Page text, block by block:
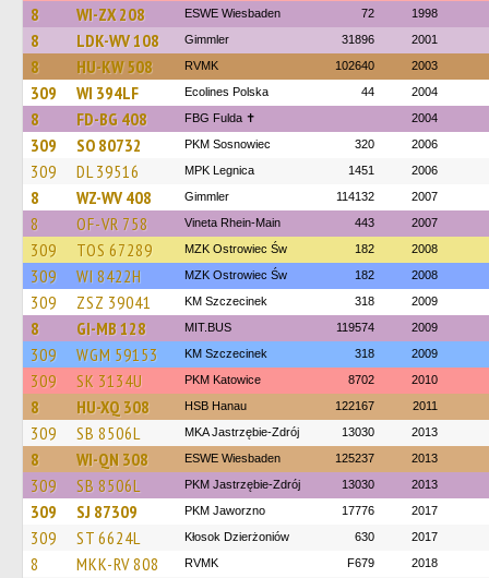
8 WI-ZX 208 ESWE Wiesbaden 72 1998
8 LDK-WV 108 Gimmler 31896 2001
8 HU-KW 508 RVMK 102640 2003
309 WI 394LF Ecolines Polska 44 2004
8 FD-BG 408 FBG Fulda ✝ 2004
309 SO 80732 PKM Sosnowiec 320 2006
309 DL 39516 MPK Legnica 1451 2006
8 WZ-WV 408 Gimmler 114132 2007
8 OF-VR 758 Vineta Rhein-Main 443 2007
309 TOS 67289 MZK Ostrowiec Św 182 2008
309 WI 8422H MZK Ostrowiec Św 182 2008
309 ZSZ 39041 KM Szczecinek 318 2009
8 GI-MB 128 MIT.BUS 119574 2009
309 WGM 59153 KM Szczecinek 318 2009
309 SK 3134U PKM Katowice 8702 2010
8 HU-XQ 308 HSB Hanau 122167 2011
309 SB 8506L MKA Jastrzębie-Zdrój 13030 2013
8 WI-QN 308 ESWE Wiesbaden 125237 2013
309 SB 8506L PKM Jastrzębie-Zdrój 13030 2013
309 SJ 87309 PKM Jaworzno 17776 2017
309 ST 6624L Kłosok Dzierżoniów 630 2017
8 MKK-RV 808 RVMK F679 2018